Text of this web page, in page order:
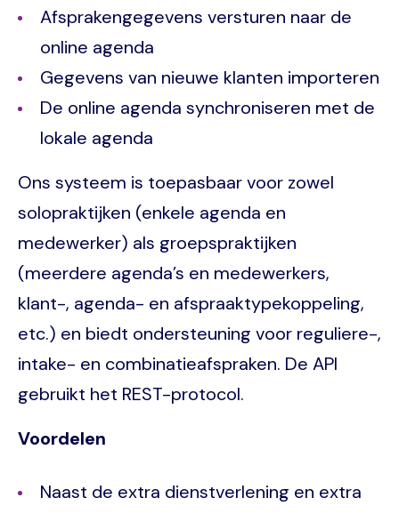
Afsprakengegevens versturen naar de
online agenda
Gegevens van nieuwe klanten importeren
De online agenda synchroniseren met de
lokale agenda
Ons systeem is toepasbaar voor zowel
solopraktijken (enkele agenda en
medewerker) als groepspraktijken
(meerdere agenda’s en medewerkers,
klant-, agenda- en afspraaktypekoppeling,
etc.) en biedt ondersteuning voor reguliere-,
intake- en combinatieafspraken. De API
gebruikt het REST-protocol.
Voordelen
Naast de extra dienstverlening en extra